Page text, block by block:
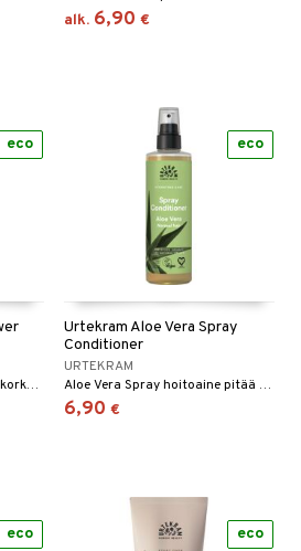
alk. 6,90 €
Aloe Vera Shower Gel extra korkealla aloe vera koostumuksella vaahtoaa runsaasti ihoa kosteuttaen.
eco
Urtekram Aloe Vera Spray
Conditioner
URTEKRAM
Aloe Vera Spray hoitoaine pitää hiukset pehmeinä ja sileinä. Sopii kaikille hiustyypeille.
6,90 €
eco
eco eco